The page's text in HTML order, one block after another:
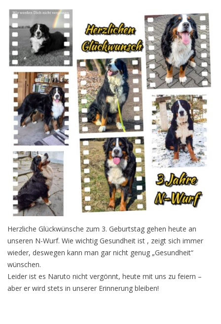
Herzliche Glückwünsche zum 3. Geburtstag gehen heute an
unseren N-Wurf. Wie wichtig Gesundheit ist , zeigt sich immer
wieder, deswegen kann man gar nicht genug „Gesundheit“
wünschen.
Leider ist es Naruto nicht vergönnt, heute mit uns zu feiern –
aber er wird stets in unserer Erinnerung bleiben!